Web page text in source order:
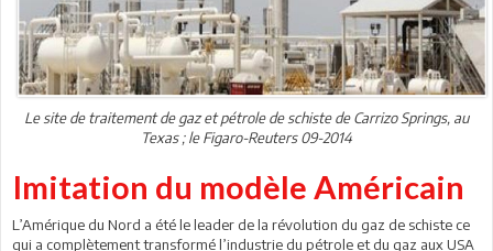
Le site de traitement de gaz et pétrole de schiste de Carrizo Springs, au
Texas ; le Figaro-Reuters 09-2014
Imitation du modèle Américain
L’Amérique du Nord a été le leader de la révolution du gaz de schiste ce
qui a complètement transformé l’industrie du pétrole et du gaz aux USA